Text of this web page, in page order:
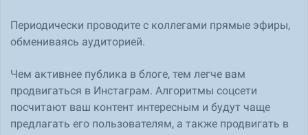
Периодически проводите с коллегами прямые эфиры,
обмениваясь аудиторией.
Чем активнее публика в блоге, тем легче вам
продвигаться в Инстаграм. Алгоритмы соцсети
посчитают ваш контент интересным и будут чаще
предлагать его пользователям, а также продвигать в